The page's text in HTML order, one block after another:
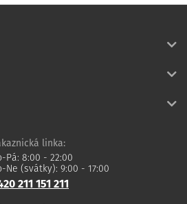
linka:
Pá: 8:00 - 22:00
Ne (svátky): 9:00 - 17:00
211 151 211